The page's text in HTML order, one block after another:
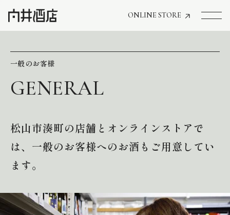
ONLINE STORE
飲食店経営のお客様
商品情報
イベント情報
一般のお客様
松山市湊町の店舗とオンラインストアで
は、一般のお客様へのお酒もご用意してい
ます。